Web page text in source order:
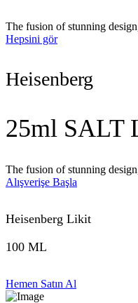
The fusion of stunning
Hepsini gör
Heisenberg
25ml SALT
The fusion of stunning
Alışverişe Başla
Heisenberg Likit
100 ML
Hemen Satın Al